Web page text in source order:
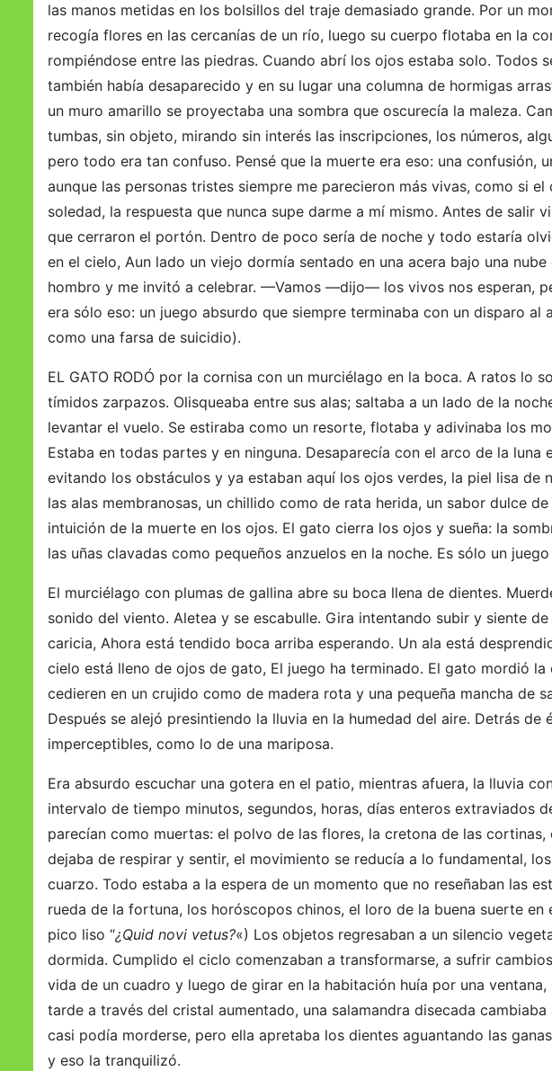
las manos metidas en los bolsillos del traje demasiado grande. Por un
recogía flores en las cercanías de un río, luego su cuerpo flotaba en la
rompiéndose entre las piedras. Cuando abrí los ojos estaba solo. Todos
también había desaparecido y en su lugar una columna de hormigas
un muro amarillo se proyectaba una sombra que oscurecía la maleza.
tumbas, sin objeto, mirando sin interés las inscripciones, los números,
pero todo era tan confuso. Pensé que la muerte era eso: una confusión,
aunque las personas tristes siempre me parecieron más vivas, como si
soledad, la respuesta que nunca supe darme a mí mismo. Antes de salir
que cerraron el portón. Dentro de poco sería de noche y todo estaría
en el cielo, Aun lado un viejo dormía sentado en una acera bajo una
hombro y me invitó a celebrar. —Vamos —dijo— los vivos nos esperan,
era sólo eso: un juego absurdo que siempre terminaba con un disparo al
como una farsa de suicidio).
EL GATO RODÓ por la cornisa con un murciélago en la boca. A ratos lo
tímidos zarpazos. Olisqueaba entre sus alas; saltaba a un lado de la
levantar el vuelo. Se estiraba como un resorte, flotaba y adivinaba los
Estaba en todas partes y en ninguna. Desaparecía con el arco de la
evitando los obstáculos y ya estaban aquí los ojos verdes, la piel lisa de
las alas membranosas, un chillido como de rata herida, un sabor dulce
intuición de la muerte en los ojos. El gato cierra los ojos y sueña: la
las uñas clavadas como pequeños anzuelos en la noche. Es sólo un
El murciélago con plumas de gallina abre su boca llena de dientes.
sonido del viento. Aletea y se escabulle. Gira intentando subir y siente
caricia, Ahora está tendido boca arriba esperando. Un ala está
cielo está lleno de ojos de gato, El juego ha terminado. El gato mordió
cedieren en un crujido como de madera rota y una pequeña mancha de
Después se alejó presintiendo la lluvia en la humedad del aire. Detrás de
imperceptibles, como lo de una mariposa.
Era absurdo escuchar una gotera en el patio, mientras afuera, la lluvia
intervalo de tiempo minutos, segundos, horas, días enteros extraviados
parecían como muertas: el polvo de las flores, la cretona de las cortinas,
dejaba de respirar y sentir, el movimiento se reducía a lo fundamental,
cuarzo. Todo estaba a la espera de un momento que no reseñaban las
rueda de la fortuna, los horóscopos chinos, el loro de la buena suerte
pico liso “¿Quid novi vetus?«) Los objetos regresaban a un silencio
dormida. Cumplido el ciclo comenzaban a transformarse, a sufrir
vida de un cuadro y luego de girar en la habitación huía por una
tarde a través del cristal aumentado, una salamandra disecada
casi podía morderse, pero ella apretaba los dientes aguantando las
y eso la tranquilizó.